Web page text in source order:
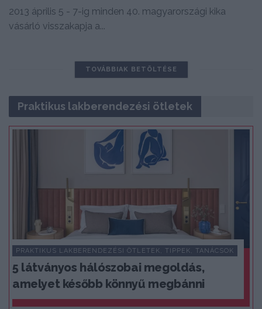
2013 április 5 - 7-ig minden 40. magyarországi kika
vásárló visszakapja a...
TOVÁBBIAK BETÖLTÉSE
Praktikus lakberendezési ötletek
PRAKTIKUS LAKBERENDEZÉSI ÖTLETEK, TIPPEK, TANÁCSOK
5 látványos hálószobai megoldás,
amelyet később könnyű megbánni